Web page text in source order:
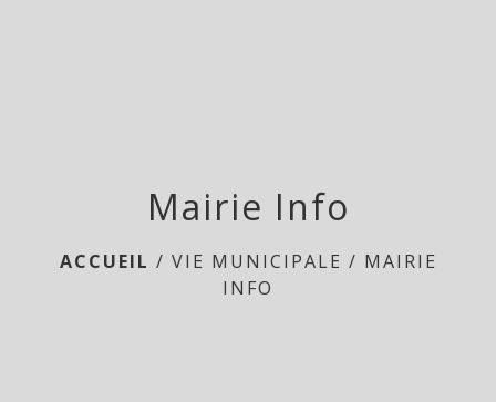
Mairie Info
ACCUEIL / VIE MUNICIPALE / MAIRIE
INFO